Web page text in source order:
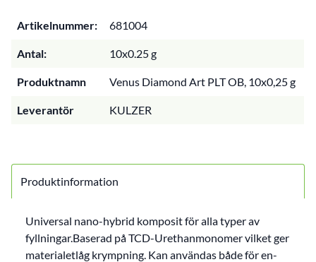
Artikelnummer: 681004
Antal: 10x0.25 g
Produktnamn Venus Diamond Art PLT OB, 10x0,25 g
Leverantör KULZER
Produktinformation
Universal nano-hybrid komposit för alla typer av
fyllningar.Baserad på TCD-Urethanmonomer vilket ger
materialetlåg krympning. Kan användas både för en-